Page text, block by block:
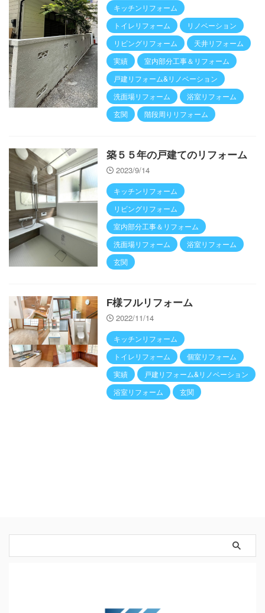
キッチンリフォーム
トイレリフォーム
リノベーション
リビングリフォーム
天井リフォーム
実績
室内部分工事＆リフォーム
戸建リフォーム&リノベーション
洗面場リフォーム
浴室リフォーム
玄関
階段周りリフォーム
築５５年の戸建てのリフォーム
2023/9/14
キッチンリフォーム
リビングリフォーム
室内部分工事＆リフォーム
洗面場リフォーム
浴室リフォーム
玄関
F様フルリフォーム
2022/11/14
キッチンリフォーム
トイレリフォーム
個室リフォーム
実績
戸建リフォーム&リノベーション
浴室リフォーム
玄関